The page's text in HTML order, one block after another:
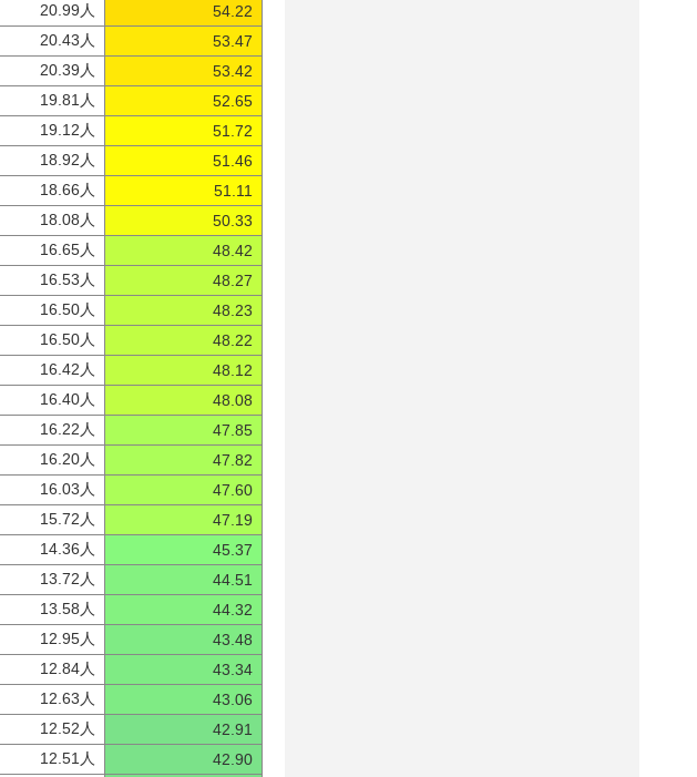
20.99人
54.22
20.43人
53.47
20.39人
53.42
19.81人
52.65
19.12人
51.72
18.92人
51.46
18.66人
51.11
18.08人
50.33
16.65人
48.42
16.53人
48.27
16.50人
48.23
16.50人
48.22
16.42人
48.12
16.40人
48.08
16.22人
47.85
16.20人
47.82
16.03人
47.60
15.72人
47.19
14.36人
45.37
13.72人
44.51
13.58人
44.32
12.95人
43.48
12.84人
43.34
12.63人
43.06
12.52人
42.91
12.51人 42.90